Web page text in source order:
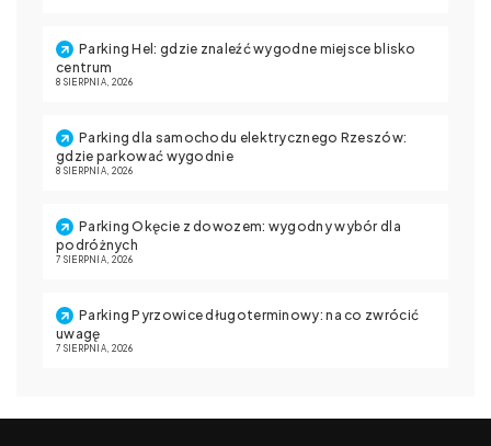
Parking Hel: gdzie znaleźć wygodne miejsce blisko
centrum
8 SIERPNIA, 2026
Parking dla samochodu elektrycznego Rzeszów:
gdzie parkować wygodnie
8 SIERPNIA, 2026
Parking Okęcie z dowozem: wygodny wybór dla
podróżnych
7 SIERPNIA, 2026
Parking Pyrzowice długoterminowy: na co zwrócić
uwagę
7 SIERPNIA, 2026